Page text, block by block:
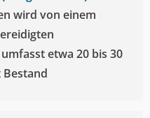
wird von einem
etwa 20 bis 30